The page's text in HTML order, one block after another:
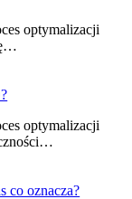
optymalizacji
optymalizacji
co oznacza?